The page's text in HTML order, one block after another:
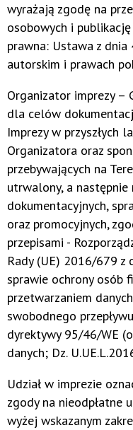
wyrażają zgodę na
osobowych i
prawna: Ustawa z
autorskim i prawach
Organizator imprezy –
dla celów
Imprezy w przyszłych
Organizatora oraz
przebywających na
utrwalony, a
dokumentacyjnych,
oraz promocyjnych,
przepisami -
Rady (UE) 2016/679 z
sprawie ochrony osób
przetwarzaniem
swobodnego
dyrektywy 95/46/WE
danych; Dz.
Udział w imprezie
zgody na nieodpłatne
wyżej wskazanym